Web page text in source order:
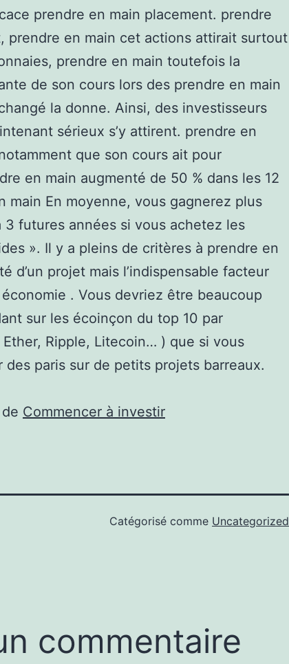
prendre en main placement. prendre
prendre en main cet actions attirait surtout
prendre en main toutefois la
de son cours lors des prendre en main
la donne. Ainsi, des investisseurs
sérieux s’y attirent. prendre en
que son cours ait pour
en main augmenté de 50 % dans les 12
main En moyenne, vous gagnerez plus
3 futures années si vous achetez les
». Il y a pleins de critères à prendre en
d’un projet mais l’indispensable facteur
. Vous devriez être beaucoup
sur les écoinçon du top 10 par
Ripple, Litecoin… ) que si vous
des paris sur de petits projets barreaux.
Commencer à investir
Catégorisé comme Uncategorized
commentaire